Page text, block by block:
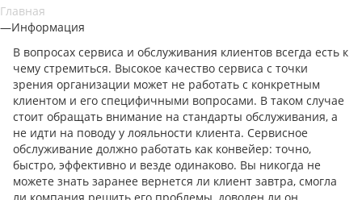
Главная
—Информация
В вопросах сервиса и обслуживания клиентов всегда есть к
чему стремиться. Высокое качество сервиса с точки
зрения организации может не работать с конкретным
клиентом и его специфичными вопросами. В таком случае
стоит обращать внимание на стандарты обслуживания, а
не идти на поводу у лояльности клиента. Сервисное
обслуживание должно работать как конвейер: точно,
быстро, эффективно и везде одинаково. Вы никогда не
можете знать заранее вернется ли клиент завтра, смогла